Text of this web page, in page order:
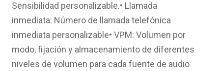
Sensibilidad personalizable.• Llamada
inmediata: Número de llamada telefónica
inmediata personalizable• VPM: Volumen por
modo, fijación y almacenamiento de diferentes
niveles de volumen para cada fuente de audio